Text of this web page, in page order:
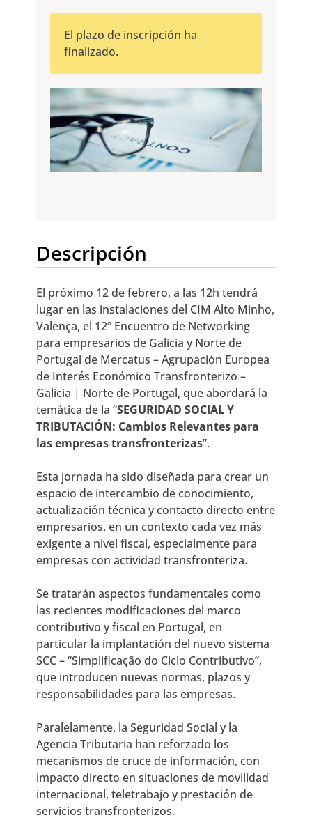
El plazo de inscripción ha
finalizado.
Descripción
El próximo 12 de febrero, a las 12h tendrá
lugar en las instalaciones del CIM Alto Minho,
Valença, el 12º Encuentro de Networking
para empresarios de Galicia y Norte de
Portugal de Mercatus – Agrupación Europea
de Interés Económico Transfronterizo –
Galicia | Norte de Portugal, que abordará la
temática de la “SEGURIDAD SOCIAL Y
TRIBUTACIÓN: Cambios Relevantes para
las empresas transfronterizas”.
Esta jornada ha sido diseñada para crear un
espacio de intercambio de conocimiento,
actualización técnica y contacto directo entre
empresarios, en un contexto cada vez más
exigente a nivel fiscal, especialmente para
empresas con actividad transfronteriza.
Se tratarán aspectos fundamentales como
las recientes modificaciones del marco
contributivo y fiscal en Portugal, en
particular la implantación del nuevo sistema
SCC – “Simplificação do Ciclo Contributivo”,
que introducen nuevas normas, plazos y
responsabilidades para las empresas.
Paralelamente, la Seguridad Social y la
Agencia Tributaria han reforzado los
mecanismos de cruce de información, con
impacto directo en situaciones de movilidad
internacional, teletrabajo y prestación de
servicios transfronterizos.